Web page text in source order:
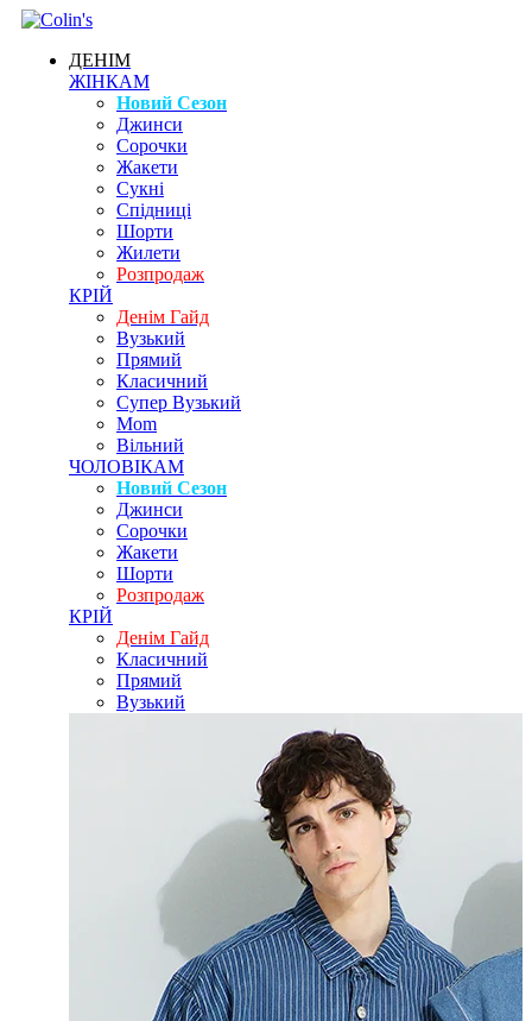
ДЕНІМ
ЖІНКАМ
Новий Сезон
Джинси
Сорочки
Жакети
Сукні
Спідниці
Шорти
Жилети
Розпродаж
КРІЙ
Денім Гайд
Вузький
Прямий
Класичний
Супер Вузький
Mom
Вільний
ЧОЛОВІКАМ
Новий Сезон
Джинси
Сорочки
Жакети
Шорти
Розпродаж
КРІЙ
Денім Гайд
Класичний
Прямий
Вузький